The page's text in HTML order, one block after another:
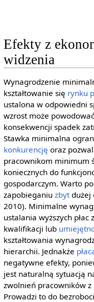
Efekty z
widzenia
Wynagrodzenie
kształtowanie się rynku
ustalona w odpowiedni
wzrost może
konsekwencji spadek
Stawka minimalna
konkurencję oraz
pracownikom minimum
koniecznych do
gospodarczym. Warto
zapobieganiu zbytdużej
2010). Minimalne
ustalania wyższych
kwalifikacji lub
kształtowania
hierarchii. Jednakże
negatywne efekty,
jest naturalną sytuacją
zwolnień pracowników
Prowadzi to do